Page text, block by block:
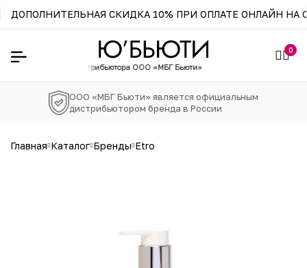
ДОПОЛНИТЕЛЬНАЯ СКИДКА 10% ПРИ ОПЛАТЕ ОНЛАЙН НА
дистрибьютора ООО «МБГ Бьюти»
0
ООО «МБГ Бьюти» является официальным
дистрибьютором бренда в России
главная каталог бренды etro